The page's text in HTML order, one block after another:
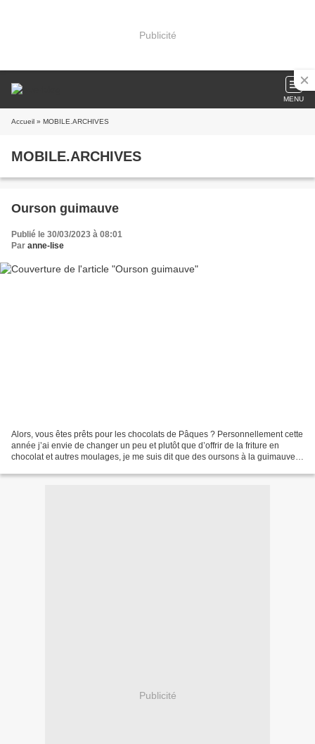
Publicité
MENU
Accueil » MOBILE.ARCHIVES
MOBILE.ARCHIVES
Ourson guimauve
Publié le 30/03/2023 à 08:01
Par anne-lise
Alors, vous êtes prêts pour les chocolats de Pâques ? Personnellement cette
année j’ai envie de changer un peu et plutôt que d’offrir de la friture en
chocolat et autres moulages, je me suis dit que des oursons à la guimauve
Publicité